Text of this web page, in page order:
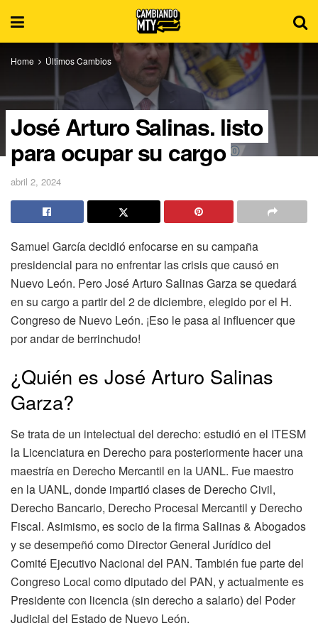
Home Últimos Cambios
José Arturo Salinas, listo
para ocupar su cargo
abril 2, 2024
Samuel García decidió enfocarse en su campaña
presidencial para no enfrentar las crisis que causó en
Nuevo León. Pero José Arturo Salinas Garza se quedará
en su cargo a partir del 2 de diciembre, elegido por el H.
Congreso de Nuevo León. ¡Eso le pasa al influencer que
por andar de berrinchudo!
¿Quién es José Arturo Salinas
Garza?
Se trata de un intelectual del derecho: estudió en el ITESM
la Licenciatura en Derecho para posteriormente hacer una
maestría en Derecho Mercantil en la UANL. Fue maestro
en la UANL, donde impartió clases de Derecho Civil,
Derecho Bancario, Derecho Procesal Mercantil y Derecho
Fiscal. Asimismo, es socio de la firma Salinas & Abogados
y se desempeñó como Director General Jurídico del
Comité Ejecutivo Nacional del PAN. También fue parte del
Congreso Local como diputado del PAN, y actualmente es
Presidente con licencia (sin derecho a salario) del Poder
Judicial del Estado de Nuevo León.